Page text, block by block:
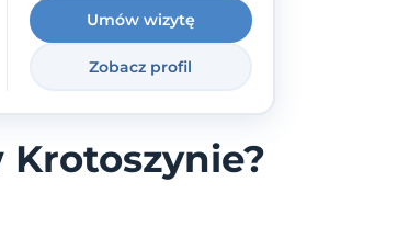
Umów wizytę
Zobacz profil